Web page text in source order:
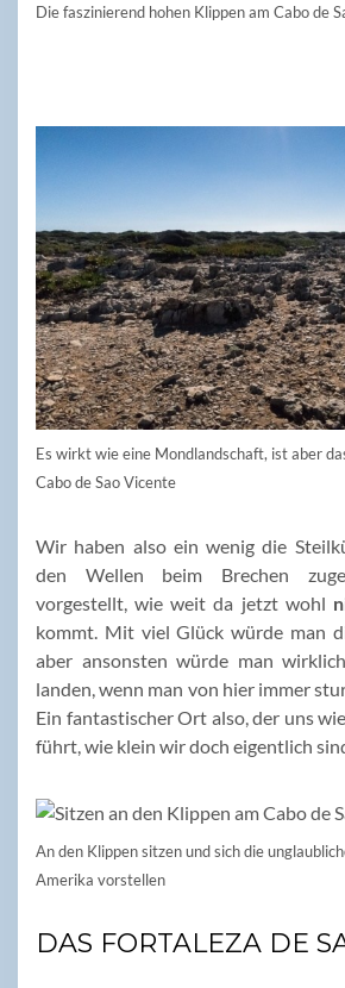
Die faszinierend hohen Klippen am Cabo de
Es wirkt wie eine Mondlandschaft, ist aber
Cabo de Sao Vicente
Wir haben also ein wenig die
den Wellen beim Brechen
vorgestellt, wie weit da jetzt wohl
kommt. Mit viel Glück würde man
aber ansonsten würde man
landen, wenn man von hier immer
Ein fantastischer Ort also, der uns
führt, wie klein wir doch eigentlich
An den Klippen sitzen und sich die
Amerika vorstellen
DAS FORTALEZA DE